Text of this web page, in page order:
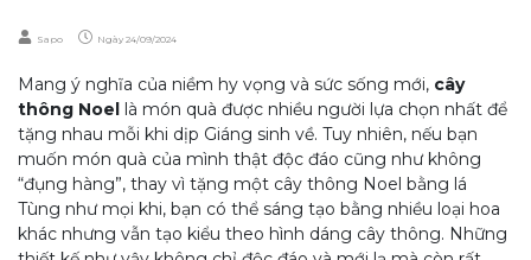
Sapo Ngày 24/09/2024
Mang ý nghĩa của niềm hy vọng và sức sống mới, cây
thông Noel là món quà được nhiều người lựa chọn nhất để
tặng nhau mỗi khi dịp Giáng sinh về. Tuy nhiên, nếu bạn
muốn món quà của mình thật độc đáo cũng như không
“đụng hàng”, thay vì tặng một cây thông Noel bằng lá
Tùng như mọi khi, bạn có thể sáng tạo bằng nhiều loại hoa
khác nhưng vẫn tạo kiểu theo hình dáng cây thông. Những